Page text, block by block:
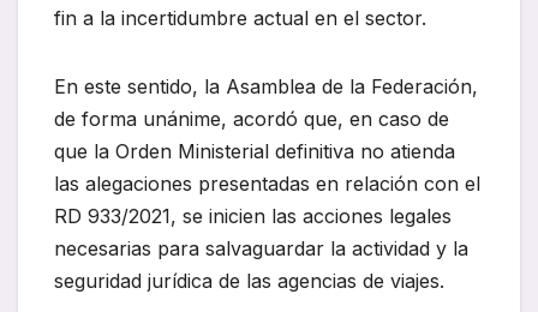
fin a la incertidumbre actual en el sector.
En este sentido, la Asamblea de la Federación,
de forma unánime, acordó que, en caso de
que la Orden Ministerial definitiva no atienda
las alegaciones presentadas en relación con el
RD 933/2021, se inicien las acciones legales
necesarias para salvaguardar la actividad y la
seguridad jurídica de las agencias de viajes.